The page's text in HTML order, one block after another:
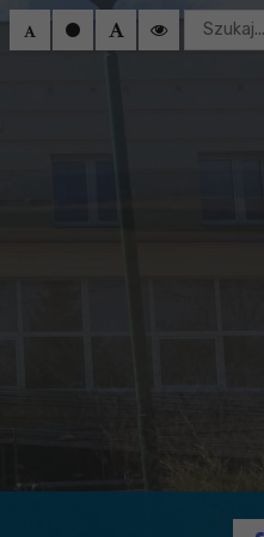
Wyszukaj